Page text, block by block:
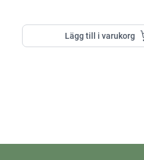
Lägg till i varukorg